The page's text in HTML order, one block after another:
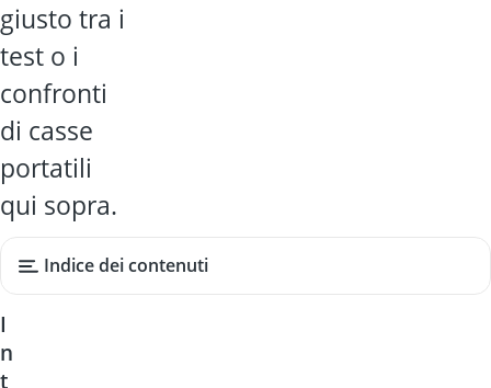
giusto tra i
test o i
confronti
di casse
portatili
qui sopra.
Indice dei contenuti
I
n
t